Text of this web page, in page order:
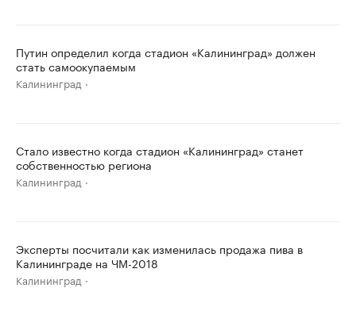
Путин определил когда стадион «Калининград» должен
стать самоокупаемым
Калининград
Стало известно когда стадион «Калининград» станет
собственностью региона
Калининград
Эксперты посчитали как изменилась продажа пива в
Калининграде на ЧМ-2018
Калининград